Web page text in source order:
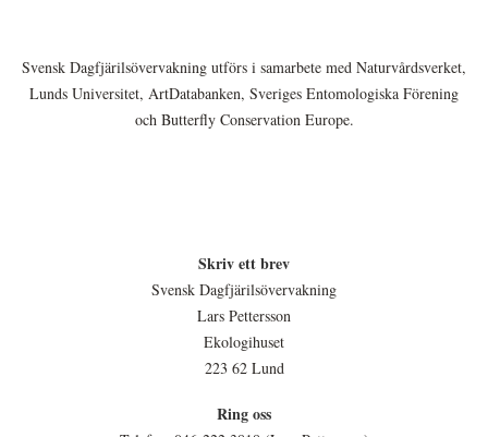
Svensk Dagfjärilsövervakning utförs i samarbete med Naturvårdsverket,
Lunds Universitet, ArtDatabanken, Sveriges Entomologiska Förening
och Butterfly Conservation Europe.
Skriv ett brev
Svensk Dagfjärilsövervakning
Lars Pettersson
Ekologihuset
223 62 Lund
Ring oss